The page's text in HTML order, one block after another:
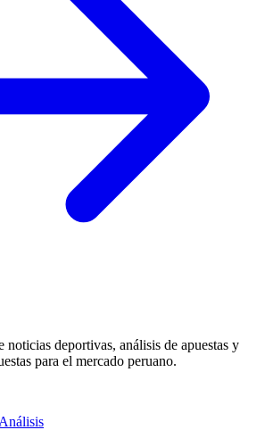
noticias deportivas, análisis de apuestas y
para el mercado peruano.
Análisis